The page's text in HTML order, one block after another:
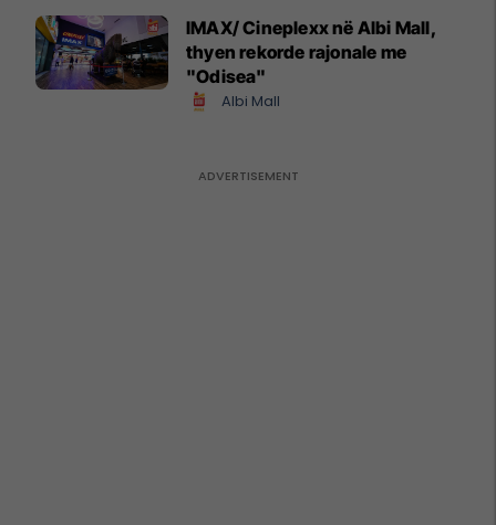
IMAX/ Cineplexx në Albi Mall,
thyen rekorde rajonale me
"Odisea"
Albi Mall